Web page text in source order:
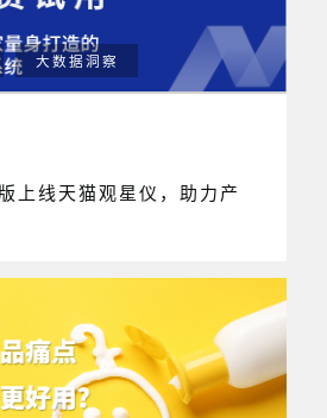
大数据洞察
上线天猫观星仪，助力产